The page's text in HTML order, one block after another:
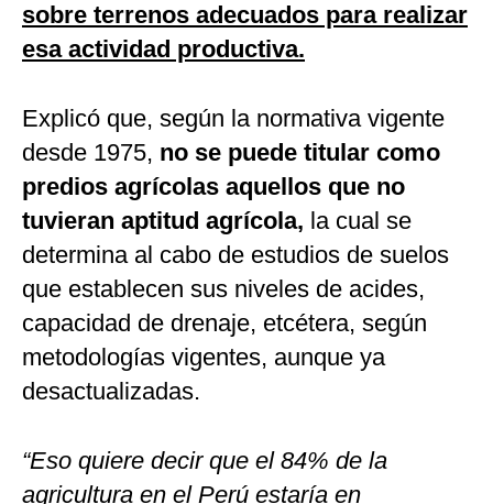
sobre terrenos adecuados para realizar
esa actividad productiva.
Explicó que, según la normativa vigente
desde 1975, no se puede titular como
predios agrícolas aquellos que no
tuvieran aptitud agrícola, la cual se
determina al cabo de estudios de suelos
que establecen sus niveles de acides,
capacidad de drenaje, etcétera, según
metodologías vigentes, aunque ya
desactualizadas.
“Eso quiere decir que el 84% de la
agricultura en el Perú estaría en